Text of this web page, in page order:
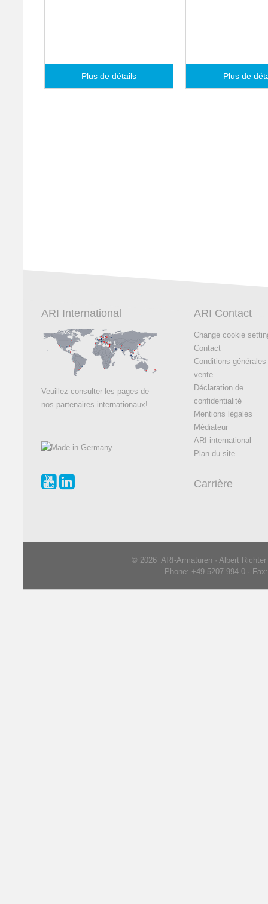
Plus de détails Plus de
ARI International
Veuillez consulter les pages de
nos partenaires internationaux!
ARI Contact
Change cookie
Contact
Conditions
vente
Déclaration de
confidentialité
Mentions légales
Médiateur
ARI international
Plan du site
Carrière
© 2026 ARI-Armaturen · Albert
Phone: +49 5207 994-0 ·